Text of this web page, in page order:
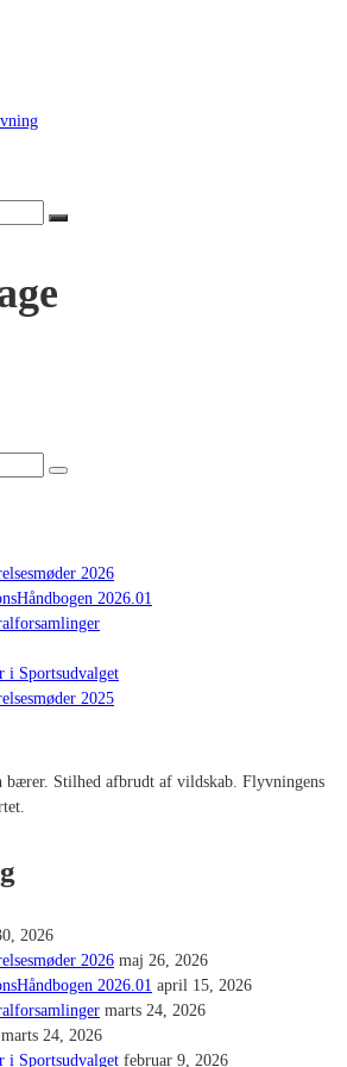
Search
Search
2026
2026.01
i Sportsudvalget
2025
Stilhed afbrudt af vildskab. Flyvningens
2026
2026 maj 26, 2026
2026.01 april 15, 2026
marts 24, 2026
marts 24, 2026
i Sportsudvalget februar 9, 2026